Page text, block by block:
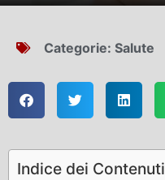
Categorie: Salute
Indice dei Contenuti